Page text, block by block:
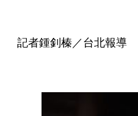
記者鍾釗榛／台北報導